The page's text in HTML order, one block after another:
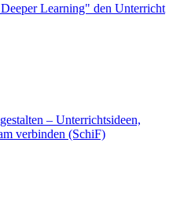
Learning" den Unterricht
– Unterrichtsideen,
verbinden (SchiF)